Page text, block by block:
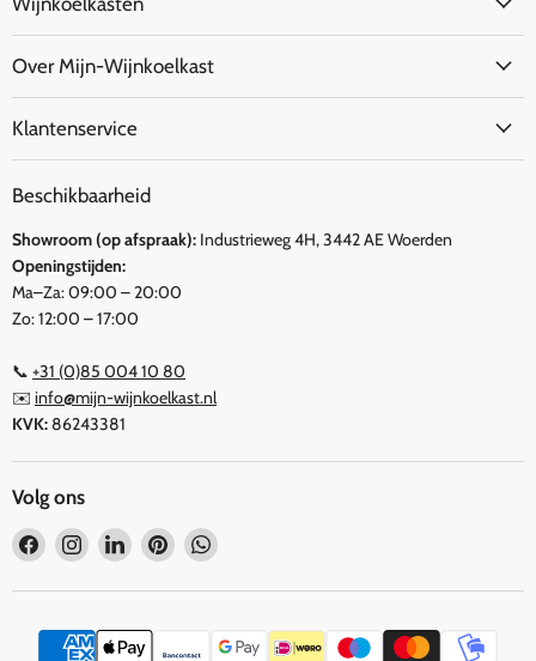
Over Mijn-Wijnkoelkast
Klantenservice
Beschikbaarheid
Showroom (op afspraak): Industrieweg 4H, 3442 AE Woerden
Openingstijden:
Ma–Za: 09:00 – 20:00
Zo: 12:00 – 17:00
📞 +31 (0)85 004 10 80
✉️ info@mijn-wijnkoelkast.nl
KVK:86243381
Volg ons
Vind
ons
op
Vind
ons
op
Vind
ons
op
Vind
ons
op
Vind
op